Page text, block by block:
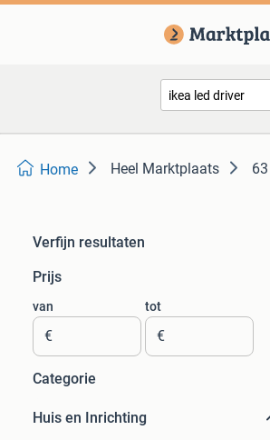
Home Heel Marktplaats
Verfijn resultaten
Prijs
van
€
tot
€
Categorie
Huis en Inrichting